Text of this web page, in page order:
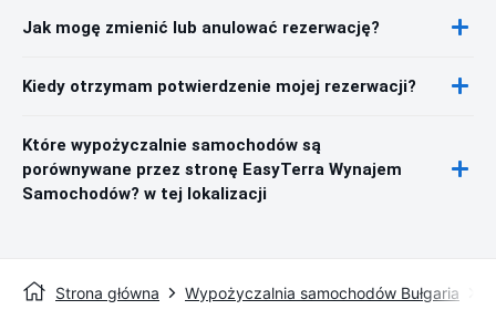
Jak mogę zmienić lub anulować rezerwację?
Kiedy otrzymam potwierdzenie mojej rezerwacji?
Które wypożyczalnie samochodów są
porównywane przez stronę EasyTerra Wynajem
Samochodów? w tej lokalizacji
Strona główna Wypożyczalnia samochodów Bułgaria